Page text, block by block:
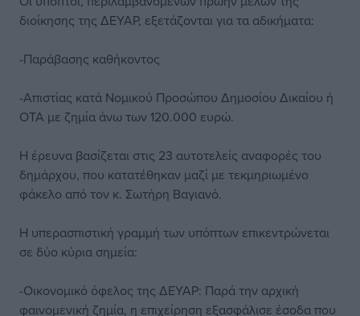
διοίκησης της ΔΕΥΑΡ, εξετάζονται για τα αδικήματα:
-Παράβασης καθήκοντος
-Απιστίας κατά Νομικού Προσώπου Δημοσίου Δικαίου ή
ΟΤΑ με ζημία άνω των 120.000 ευρώ.
Η έρευνα βασίζεται στις 23 αυτοτελείς αναφορές του
δημάρχου, που κατατέθηκαν μαζί με τεκμηριωμένο
φάκελο από τον κ. Σωτήρη Βαγιανό.
Η υπερασπιστική γραμμή των υπόπτων επικεντρώνεται
σε δύο κύρια σημεία:
-Οικονομικό όφελος της ΔΕΥΑΡ: Παρά την αρχική
φαινομενική ζημία, η επιχείρηση εξασφάλισε έσοδα που